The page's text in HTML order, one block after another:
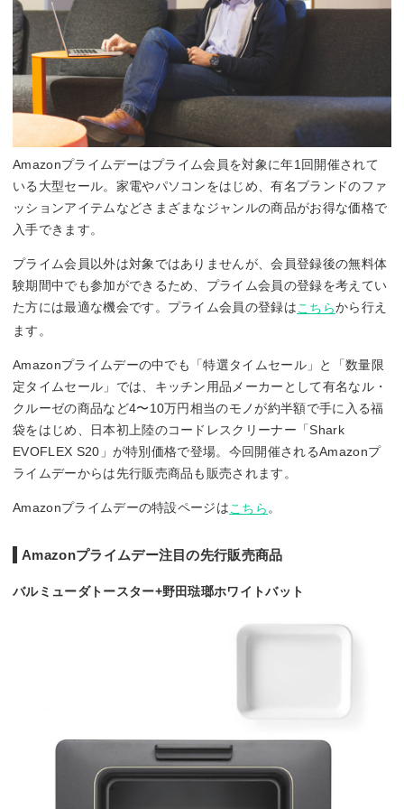
Amazonプライムデーはプライム会員を対象に年1回開催されて
いる大型セール。家電やパソコンをはじめ、有名ブランドのファ
ッションアイテムなどさまざまなジャンルの商品がお得な価格で
入手できます。
プライム会員以外は対象ではありませんが、会員登録後の無料体
験期間中でも参加ができるため、プライム会員の登録を考えてい
た方には最適な機会です。プライム会員の登録はこちらから行え
ます。
Amazonプライムデーの中でも「特選タイムセール」と「数量限
定タイムセール」では、キッチン用品メーカーとして有名なル・
クルーゼの商品など4〜10万円相当のモノが約半額で手に入る福
袋をはじめ、日本初上陸のコードレスクリーナー「Shark
EVOFLEX S20」が特別価格で登場。今回開催されるAmazonプ
ライムデーからは先行販売商品も販売されます。
Amazonプライムデーの特設ページはこちら 。
Amazonプライムデー注目の先行販売商品
バルミューダトースター+野田琺瑯ホワイトバット